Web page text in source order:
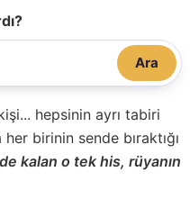
Ara
hepsinin ayrı tabiri
birinin sende bıraktığı
kalan o tek his, rüyanın